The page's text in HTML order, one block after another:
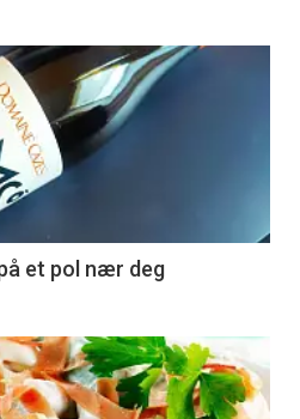
et pol nær deg